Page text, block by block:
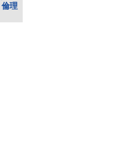
倫理